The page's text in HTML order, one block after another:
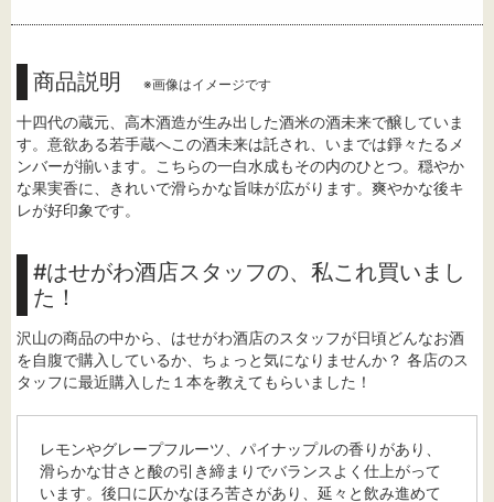
商品説明 ※画像はイメージです
十四代の蔵元、高木酒造が生み出した酒米の酒未来で醸していま
す。意欲ある若手蔵へこの酒未来は託され、いまでは錚々たるメ
ンバーが揃います。こちらの一白水成もその内のひとつ。穏やか
な果実香に、きれいで滑らかな旨味が広がります。爽やかな後キ
レが好印象です。
#はせがわ酒店スタッフの、私これ買いまし
た！
沢山の商品の中から、はせがわ酒店のスタッフが日頃どんなお酒
を自腹で購入しているか、ちょっと気になりませんか？ 各店のス
タッフに最近購入した１本を教えてもらいました！
レモンやグレープフルーツ、パイナップルの香りがあり、
滑らかな甘さと酸の引き締まりでバランスよく仕上がって
います。後口に仄かなほろ苦さがあり、延々と飲み進めて